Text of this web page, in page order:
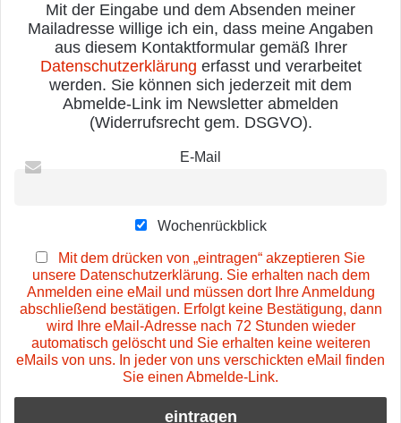
Mit der Eingabe und dem Absenden meiner
Mailadresse willige ich ein, dass meine Angaben
aus diesem Kontaktformular gemäß Ihrer
Datenschutzerklärung erfasst und verarbeitet
werden. Sie können sich jederzeit mit dem
Abmelde-Link im Newsletter abmelden
(Widerrufsrecht gem. DSGVO).
E-Mail
Wochenrückblick
Mit dem drücken von „eintragen“ akzeptieren Sie
unsere Datenschutzerklärung. Sie erhalten nach dem
Anmelden eine eMail und müssen dort Ihre Anmeldung
abschließend bestätigen. Erfolgt keine Bestätigung, dann
wird Ihre eMail-Adresse nach 72 Stunden wieder
automatisch gelöscht und Sie erhalten keine weiteren
eMails von uns. In jeder von uns verschickten eMail finden
Sie einen Abmelde-Link.